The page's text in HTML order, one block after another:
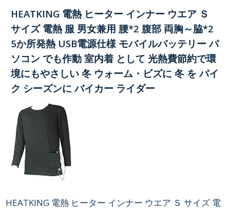
HEATKING 電熱 ヒーター インナー ウエア Ｓ
サイズ 電熱 服 男女兼用 腰*2 腹部 両胸～脇*2
5か所発熱 USB電源仕様 モバイルバッテリー パ
ソコン でも作動 室内着 として 光熱費節約で環
境にもやさしい 冬 ウォーム・ビズに 冬 を バイ
ク シーズンに バイカー ライダー
HEATKING 電熱 ヒーター インナー ウエア Ｓ サイズ 電